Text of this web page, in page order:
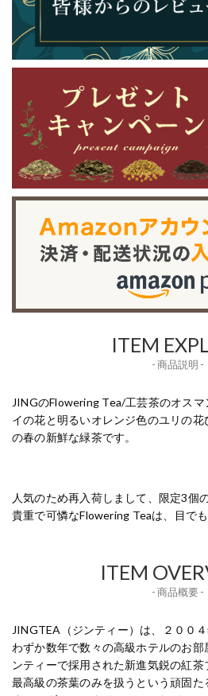
ITEM
- 商品説明 -
JINGのFlowering Tea/工芸茶のオス
イの花と明るいオレンジ色のユリの
の春の新鮮な緑茶です。
人気のため再入荷しまして、限定3個
貴重で可憐なFlowering Teaは、目で
ITEM
- 商品概要 -
JINGTEA（ジンティー）は、２００
わずか数年で数々の高級ホテルのお
ンティーで採用された新進気鋭の紅茶
最高級の茶葉のみを扱うという頑固た